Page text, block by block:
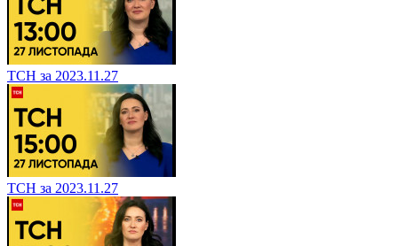
ТСН за 2023.11.27
ТСН за 2023.11.27